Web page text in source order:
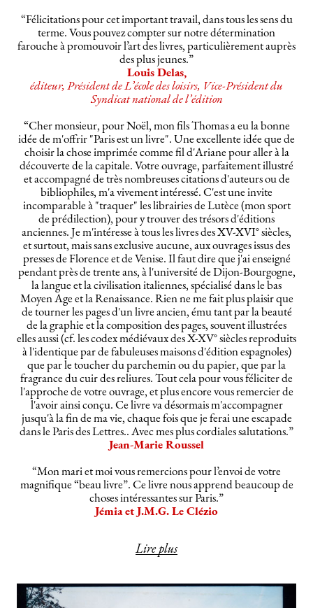
“Félicitations pour cet important travail, dans tous les sens du
terme. Vous pouvez compter sur notre détermination
farouche à promouvoir l’art des livres, particulièrement auprès
des plus jeunes.”
Louis Delas,
éditeur, Président de L’école des loisirs, Vice-Président du
Syndicat national de l’édition
“Cher monsieur, pour Noël, mon fils Thomas a eu la bonne
idée de m'offrir "Paris est un livre". Une excellente idée que de
choisir la chose imprimée comme fil d'Ariane pour aller à la
découverte de la capitale. Votre ouvrage, parfaitement illustré
et accompagné de très nombreuses citations d'auteurs ou de
bibliophiles, m'a vivement intéressé. C'est une invite
incomparable à "traquer" les librairies de Lutèce (mon sport
de prédilection), pour y trouver des trésors d'éditions
anciennes. Je m'intéresse à tous les livres des XV-XVI° siècles,
et surtout, mais sans exclusive aucune, aux ouvrages issus des
presses de Florence et de Venise. Il faut dire que j'ai enseigné
pendant près de trente ans, à l'université de Dijon-Bourgogne,
la langue et la civilisation italiennes, spécialisé dans le bas
Moyen Age et la Renaissance. Rien ne me fait plus plaisir que
de tourner les pages d'un livre ancien, ému tant par la beauté
de la graphie et la composition des pages, souvent illustrées
elles aussi (cf. les codex médiévaux des X-XV° siècles reproduits
à l'identique par de fabuleuses maisons d'édition espagnoles)
que par le toucher du parchemin ou du papier, que par la
fragrance du cuir des reliures. Tout cela pour vous féliciter de
l'approche de votre ouvrage, et plus encore vous remercier de
l'avoir ainsi conçu. Ce livre va désormais m'accompagner
jusqu'à la fin de ma vie, chaque fois que je ferai une escapade
dans le Paris des Lettres.. Avec mes plus cordiales salutations.”
Jean-Marie Roussel
“Mon mari et moi vous remercions pour l’envoi de votre
magnifique “beau livre”. Ce livre nous apprend beaucoup de
choses intéressantes sur Paris.”
Jémia et J.M.G. Le Clézio
Lire plus